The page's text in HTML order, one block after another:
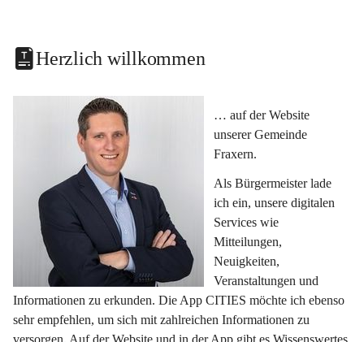
Herzlich willkommen
… auf der Website
unserer Gemeinde
Fraxern.
Als Bürgermeister lade
ich ein, unsere digitalen
Services wie
Mitteilungen,
Neuigkeiten,
Veranstaltungen und
Informationen zu erkunden. Die App CITIES möchte ich ebenso
sehr empfehlen, um sich mit zahlreichen Informationen zu
versorgen. Auf der Website und in der App gibt es Wissenswertes